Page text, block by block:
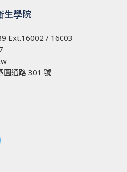
生學院
Ext.16002 / 16003
圓通路 301 號